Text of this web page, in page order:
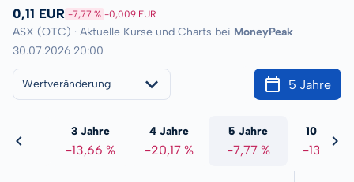
0,11 EUR -7,77 % -0,009 EUR
ASX (OTC) · Aktuelle Kurse und Charts bei MoneyPeak
30.07.2026 20:00
Wertveränderung 5 Jahre
%
3 Jahre
-13,66 %
4 Jahre
-20,17 %
5 Jahre
-7,77 %
10 Jahre
-13,09 %